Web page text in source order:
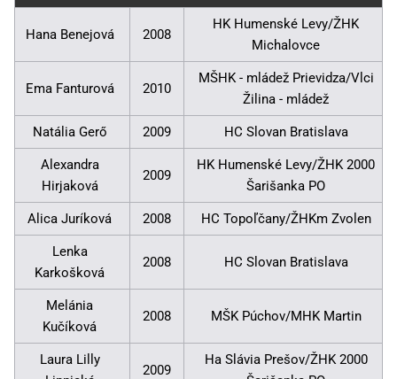
Hana Benejová 2008
HK Humenské Levy/ŽHK
Michalovce
Ema Fanturová 2010
MŠHK - mládež Prievidza/Vlci
Žilina - mládež
Natália Gerő 2009 HC Slovan Bratislava
Alexandra
Hirjaková
2009
HK Humenské Levy/ŽHK 2000
Šarišanka PO
Alica Juríková 2008 HC Topoľčany/ŽHKm Zvolen
Lenka
Karkošková
2008 HC Slovan Bratislava
Melánia
Kučíková
2008 MŠK Púchov/MHK Martin
Laura Lilly
2009
Ha Slávia Prešov/ŽHK 2000